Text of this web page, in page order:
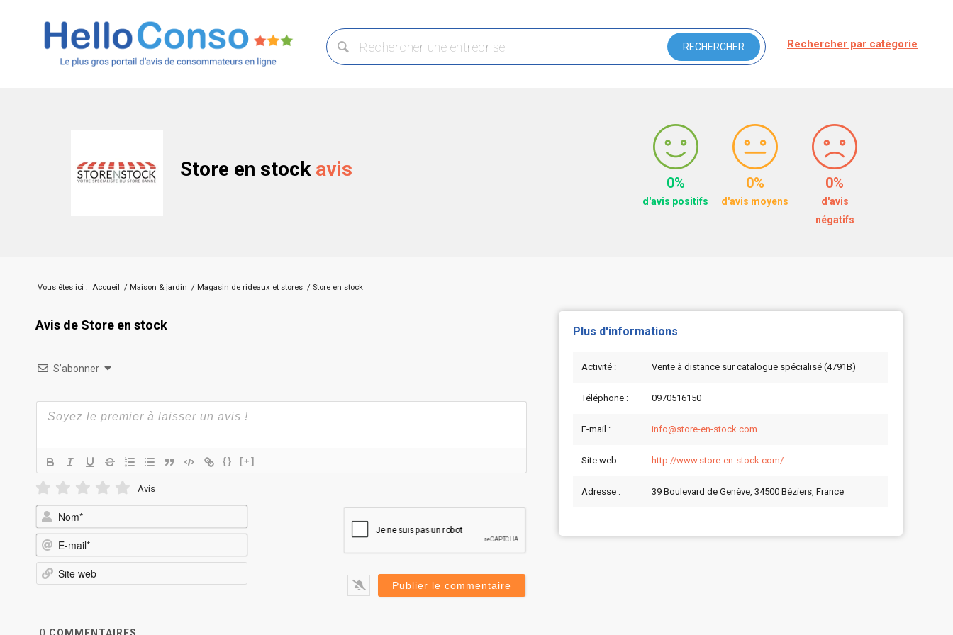
Rechercher par catégorie
Store en stock avis
0%
d'avis positifs
0%
d'avis moyens
0%
d'avis
négatifs
Vous êtes ici : Accueil / Maison & jardin / Magasin de rideaux et stores / Store en stock
Avis de Store en stock
S’abonner
{} [+]
Avis
mail*
Plus d'informations
Activité : Vente à distance sur catalogue spécialisé (4791B)
Téléphone : 0970516150
E-mail : info@store-en-stock.com
Site web : http://www.store-en-stock.com/
Adresse : 39 Boulevard de Genève, 34500 Béziers, France